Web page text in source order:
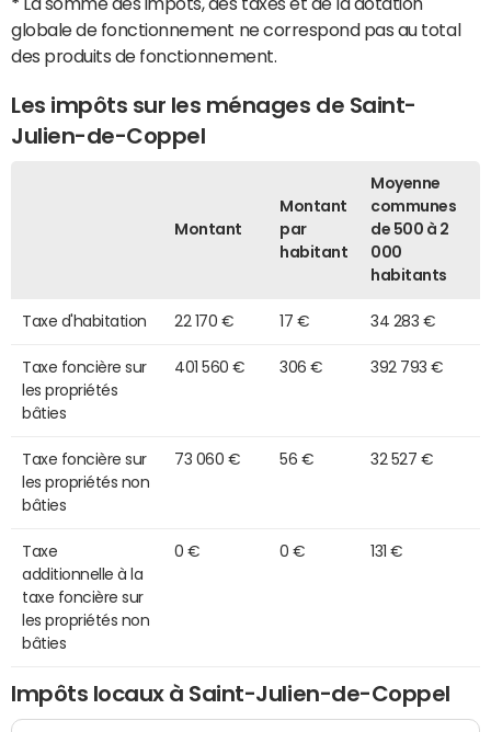
globale de fonctionnement ne correspond pas au total
des produits de fonctionnement.
Les impôts sur les ménages de Saint-
Julien-de-Coppel
Montant
Montant
par
habitant
Moyenne
communes
de 500 à 2
000
habitants
Taxe d'habitation 22 170 € 17 € 34 283 €
Taxe foncière sur
les propriétés
bâties
401 560 € 306 € 392 793 €
Taxe foncière sur
les propriétés non
bâties
73 060 € 56 € 32 527 €
Taxe
additionnelle à la
taxe foncière sur
les propriétés non
bâties
0 € 0 € 131 €
Impôts locaux à Saint-Julien-de-Coppel